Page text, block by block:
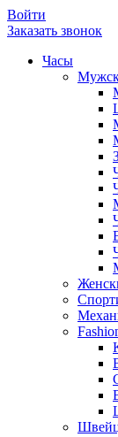
Войти
Заказать звонок
Часы